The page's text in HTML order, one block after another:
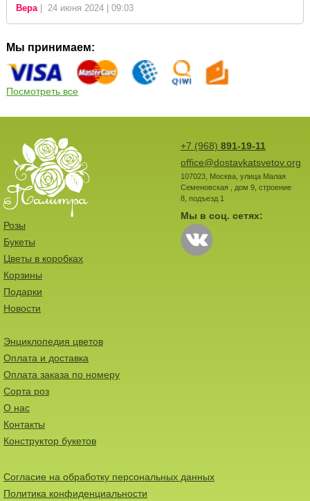
Вера| 24 июня 2024 | 09:03
Мы принимаем:
Посмотреть все
+7 (968) 891-19-11
office@dostavkatsvetov.org
107023, Москва, улица Малая
Семеновская , дом 9, строение
8, подъезд 1
Мы в соц. сетях:
Розы
Букеты
Цветы в коробках
Корзины
Подарки
Новости
Энциклопедия цветов
Оплата и доставка
Оплата заказа по номеру
Сорта роз
О нас
Контакты
Конструктор букетов
Согласие на обработку персональных данных
Политика конфиденциальности